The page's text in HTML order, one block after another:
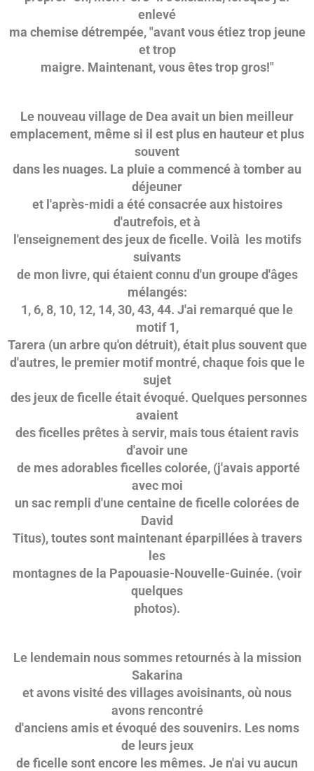
enlevé
ma chemise détrempée, "avant vous étiez trop jeune
et trop
maigre. Maintenant, vous êtes trop gros!"
Le nouveau village de Dea avait un bien meilleur
emplacement, même si il est plus en hauteur et plus
souvent
dans les nuages. La pluie a commencé à tomber au
déjeuner
et l'après-midi a été consacrée aux histoires
d'autrefois, et à
l'enseignement des jeux de ficelle. Voilà les motifs
suivants
de mon livre, qui étaient connu d'un groupe d'âges
mélangés:
1, 6, 8, 10, 12, 14, 30, 43, 44. J'ai remarqué que le
motif 1,
Tarera (un arbre qu'on détruit), était plus souvent que
d'autres, le premier motif montré, chaque fois que le
sujet
des jeux de ficelle était évoqué. Quelques personnes
avaient
des ficelles prêtes à servir, mais tous étaient ravis
d'avoir une
de mes adorables ficelles colorée, (j'avais apporté
avec moi
un sac rempli d'une centaine de ficelle colorées de
David
Titus), toutes sont maintenant éparpillées à travers
les
montagnes de la Papouasie-Nouvelle-Guinée. (voir
quelques
photos).
Le lendemain nous sommes retournés à la mission
Sakarina
et avons visité des villages avoisinants, où nous
avons rencontré
d'anciens amis et évoqué des souvenirs. Les noms
de leurs jeux
de ficelle sont encore les mêmes. Je n'ai vu aucun